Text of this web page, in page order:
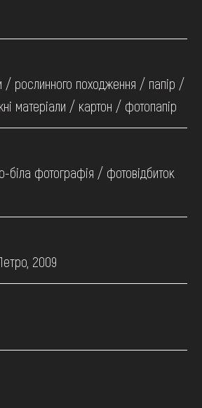
/ рослинного походження / папір /
матеріали / картон / фотопапір
біла фотографія / фотовідбиток
2009